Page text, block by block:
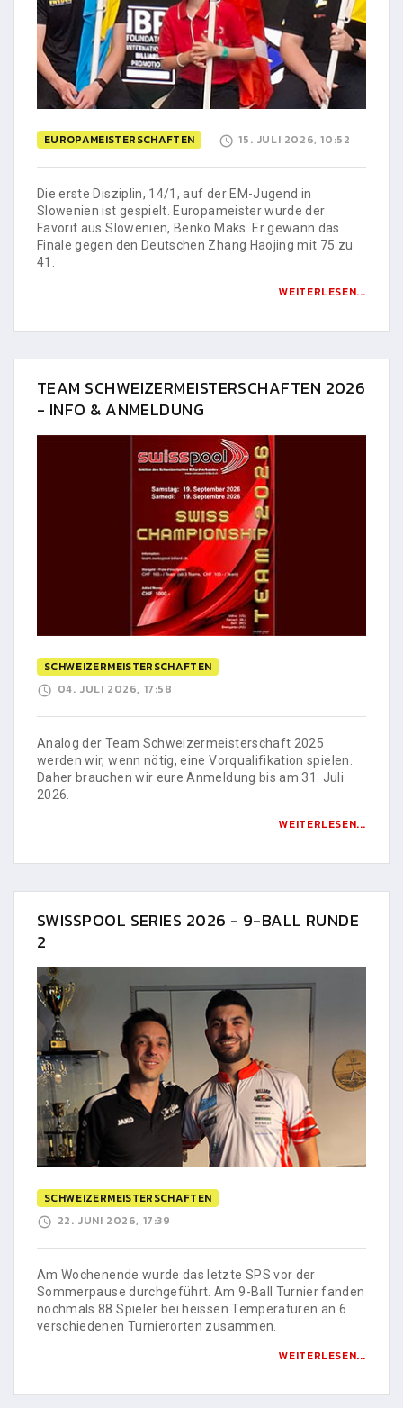
EUROPAMEISTERSCHAFTEN 15. JULI 2026, 10:52
Die erste Disziplin, 14/1, auf der EM-Jugend in
Slowenien ist gespielt. Europameister wurde der
Favorit aus Slowenien, Benko Maks. Er gewann das
Finale gegen den Deutschen Zhang Haojing mit 75 zu
41.
WEITERLESEN...
TEAM SCHWEIZERMEISTERSCHAFTEN 2026
- INFO & ANMELDUNG
SCHWEIZERMEISTERSCHAFTEN
04. JULI 2026, 17:58
Analog der Team Schweizermeisterschaft 2025
werden wir, wenn nötig, eine Vorqualifikation spielen.
Daher brauchen wir eure Anmeldung bis am 31. Juli
2026.
WEITERLESEN...
SWISSPOOL SERIES 2026 - 9-BALL RUNDE
2
SCHWEIZERMEISTERSCHAFTEN
22. JUNI 2026, 17:39
Am Wochenende wurde das letzte SPS vor der
Sommerpause durchgeführt. Am 9-Ball Turnier fanden
nochmals 88 Spieler bei heissen Temperaturen an 6
verschiedenen Turnierorten zusammen.
WEITERLESEN...